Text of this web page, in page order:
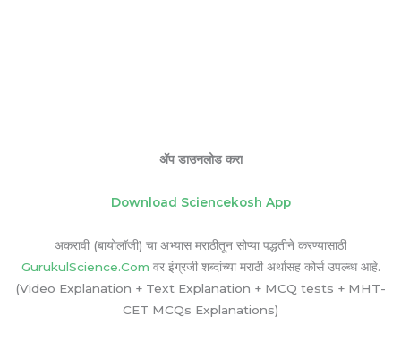
ॲप डाउनलोड करा
Download Sciencekosh App
अकरावी (बायोलॉजी) चा अभ्यास मराठीतून सोप्या पद्धतीने करण्यासाठी
GurukulScience.Com वर इंग्रजी शब्दांच्या मराठी अर्थासह कोर्स उपल्ब्ध आहे.
(Video Explanation + Text Explanation + MCQ tests + MHT-
CET MCQs Explanations)